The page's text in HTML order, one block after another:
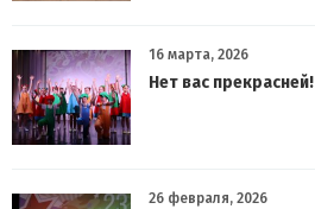
16 марта, 2026
Нет вас прекрасней!
26 февраля, 2026